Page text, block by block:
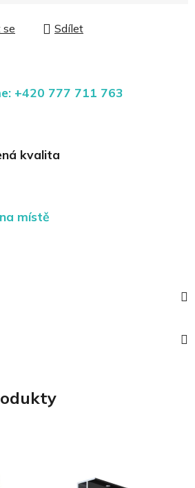
se Sdílet
+420 777 711 763
kvalita
místě